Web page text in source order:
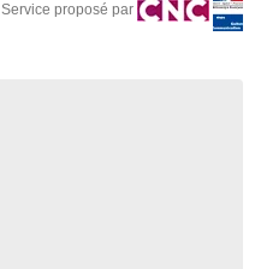
Service proposé par